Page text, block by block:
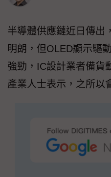
半導體供應鏈近日傳出
明朗，但OLED顯示驅
強勁，IC設計業者備貨
產業人士表示，之所以